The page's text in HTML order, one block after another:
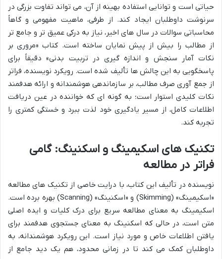
حیاتی است و توانایی استفاده بهینه از آن، می تواند تفاوت بزرگی در
سرنوشت داوطلبان ایجاد کند. از طرفی، ماهیت مفهومی و گاهاً
محاسباتی سوالات در سال های اخیر، نیاز به درکی عمیق تر و جامع تر
از مطالب را بیش از پیش نمایان ساخته است. کتاب «مروری بر
نکات آمار سنجش و اندازه گیری در تربیت بدنی» دقیقاً برای
پاسخگویی به این چالش ها تألیف شده است. رویکرد نویسنده، فراتر
از جمع آوری صرف مطالب، بر سازماندهی هوشمندانه و ارائه هدفمند
نکات کلیدی استوار است؛ به گونه ای که خواننده در عین دریافت
اطلاعات کامل، از مسیر یادگیری خود لذت ببرد و خستگی کمتری را
تجربه کند.
تکنیک های اسکیمینگ و اسکنینگ: گامی
فراتر در مطالعه
نویسنده در تألیف این کتاب، با درایت خاصی از تکنیک های مطالعه
«اسکیمینگ» (Skimming) و «اسکنینگ» (Scanning) بهره برده است.
اسکیمینگ به معنای مطالعه سریع برای درک کلیات و ایده اصلی
متن است، در حالی که اسکنینگ به معنای جستجوی هدفمند برای
یافتن اطلاعات خاص و مورد نیاز است. این رویکرد هوشمندانه، به
داوطلبان کمک می کند تا در زمانی محدود، هم یک دید جامع از